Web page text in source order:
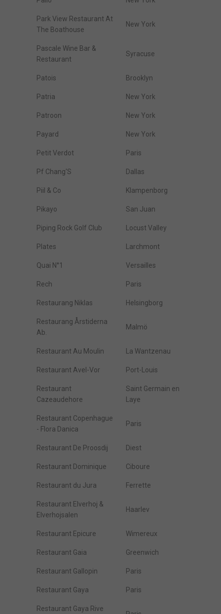
Park View Restaurant At
The Boathouse
New York
Pascale Wine Bar &
Restaurant
Syracuse
Patois Brooklyn
Patria New York
Patroon New York
Payard New York
Petit Verdot Paris
Pf Chang'S Dallas
Piil & Co Klampenborg
Pikayo San Juan
Piping Rock Golf Club Locust Valley
Plates Larchmont
Quai N°1 Versailles
Rech Paris
Restaurang Niklas Helsingborg
Restaurang Årstiderna
Ab.
Malmö
Restaurant Au Moulin La Wantzenau
Restaurant Avel-Vor Port-Louis
Restaurant
Cazeaudehore
Saint Germain en
Laye
Restaurant Copenhague
- Flora Danica
Paris
Restaurant De Proosdij Diest
Restaurant Dominique Ciboure
Restaurant du Jura Ferrette
Restaurant Elverhoj &
Elverhojsalen
Haarlev
Restaurant Epicure Wimereux
Restaurant Gaia Greenwich
Restaurant Gallopin Paris
Restaurant Gaya Paris
Restaurant Gaya Rive